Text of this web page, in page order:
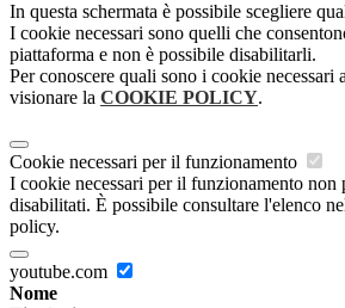
In questa schermata è possibile scegliere
I cookie necessari sono quelli che
piattaforma e non è possibile disabilitarli.
Per conoscere quali sono i cookie necessari
visionare la COOKIE POLICY.
Cookie necessari per il funzionamento
I cookie necessari per il funzionamento non
disabilitati. È possibile consultare l'elenco
policy.
youtube.com
Nome